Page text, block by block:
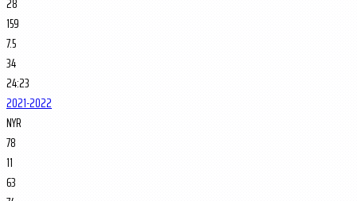
159
7.5
34
24:23
2021-2022
NYR
78
11
63